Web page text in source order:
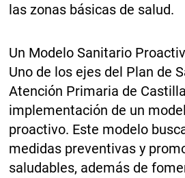
las zonas básicas de salud.
Un Modelo Sanitario
Uno de los ejes del Plan de
Atención Primaria de
implementación de un
proactivo. Este modelo
medidas preventivas y
saludables, además de